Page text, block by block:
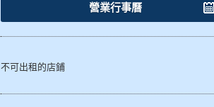
營業行事曆
不可出租的店鋪